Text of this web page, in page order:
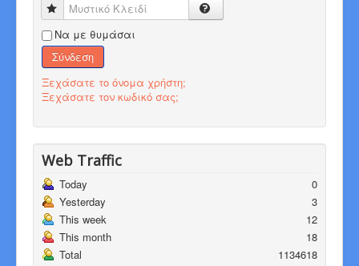
Μυστικό Κλειδί
Να με θυμάσαι
Σύνδεση
Ξεχάσατε το όνομα χρήστη;
Ξεχάσατε τον κωδικό σας;
Web Traffic
Today
0
Yesterday
3
This week
12
This month
18
Total
1134618